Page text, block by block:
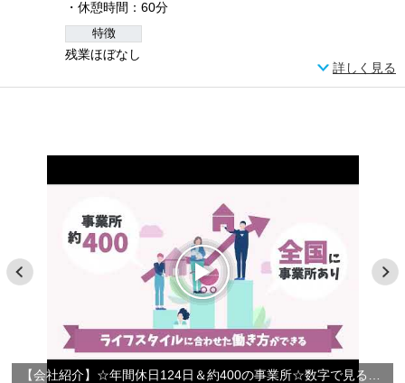
・休憩時間：60分
特徴
残業ほぼなし
詳しく見る
【会社紹介】☆年間休日124日＆約400の事業所☆数字で見るやさしい手